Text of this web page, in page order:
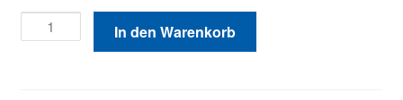
Bulle
und
In den Warenkorb